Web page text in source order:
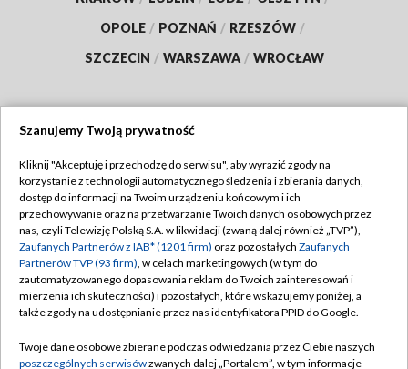
OPOLE / POZNAŃ / RZESZÓW /
SZCZECIN / WARSZAWA / WROCŁAW
TVP
Abonament TVP
Emisja w TVP
Centrum informacji TVP
Naziemna Telewizja Cyfrowa
Rada Programowa
Regulamin TVP
Polityka prywatności
Moje zgody
Pomoc
Kontakt
Szanujemy Twoją prywatność
Kliknij "Akceptuję i przechodzę do serwisu", aby wyrazić zgody na
korzystanie z technologii automatycznego śledzenia i zbierania danych,
dostęp do informacji na Twoim urządzeniu końcowym i ich
przechowywanie oraz na przetwarzanie Twoich danych osobowych przez
nas, czyli Telewizję Polską S.A. w likwidacji (zwaną dalej również „TVP”),
Zaufanych Partnerów z IAB* (1201 firm) oraz pozostałych Zaufanych
Partnerów TVP (93 firm), w celach marketingowych (w tym do
zautomatyzowanego dopasowania reklam do Twoich zainteresowań i
mierzenia ich skuteczności) i pozostałych, które wskazujemy poniżej, a
także zgody na udostępnianie przez nas identyfikatora PPID do Google.
Twoje dane osobowe zbierane podczas odwiedzania przez Ciebie naszych
poszczególnych serwisówzwanych dalej „Portalem”, w tym informacje